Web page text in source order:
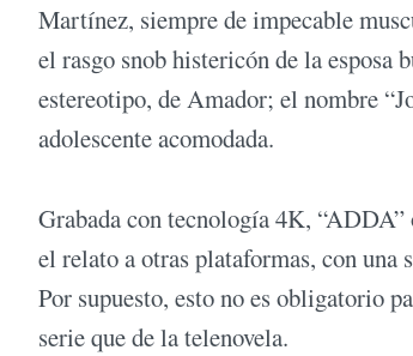
Martínez, siempre de impecable
el rasgo snob histericón de la esposa
estereotipo, de Amador; el nombre
adolescente acomodada.
Grabada con tecnología 4K,
el relato a otras plataformas, con una
Por supuesto, esto no es obligatorio
serie que de la telenovela.